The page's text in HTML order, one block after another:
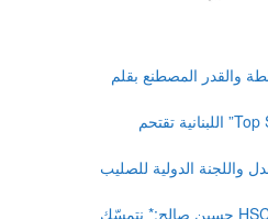
والقدر المصطنع بقلم
من بيروت إلى دبي…”Top Stop” اللبنانية تقتحم
واللجنة الدولية للصليب
رئيس مجلس إدارة شركة HSC حسين صالح:* نتمسّك